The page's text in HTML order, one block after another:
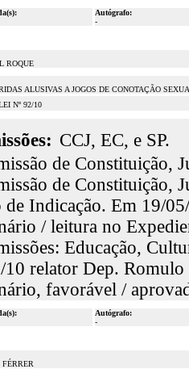
Autógrafo:
-
ROQUE
ALUSIVAS A JOGOS DE CONOTAÇÃO
Nº 92/10
CCJ, EC, e SP.
de Constituição,
de Constituição,
Indicação. Em 19/
/ leitura no
Educação,
relator Dep.
favorável /
Autógrafo:
-
FÉRRER